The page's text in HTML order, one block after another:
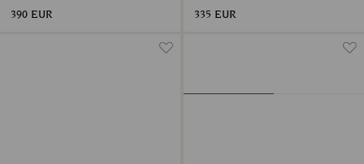
390 EUR 335 EUR